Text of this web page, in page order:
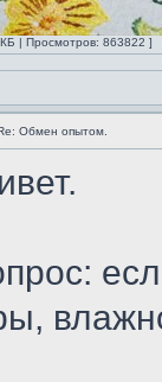
| Просмотров: 863822 ]
Обмен опытом.